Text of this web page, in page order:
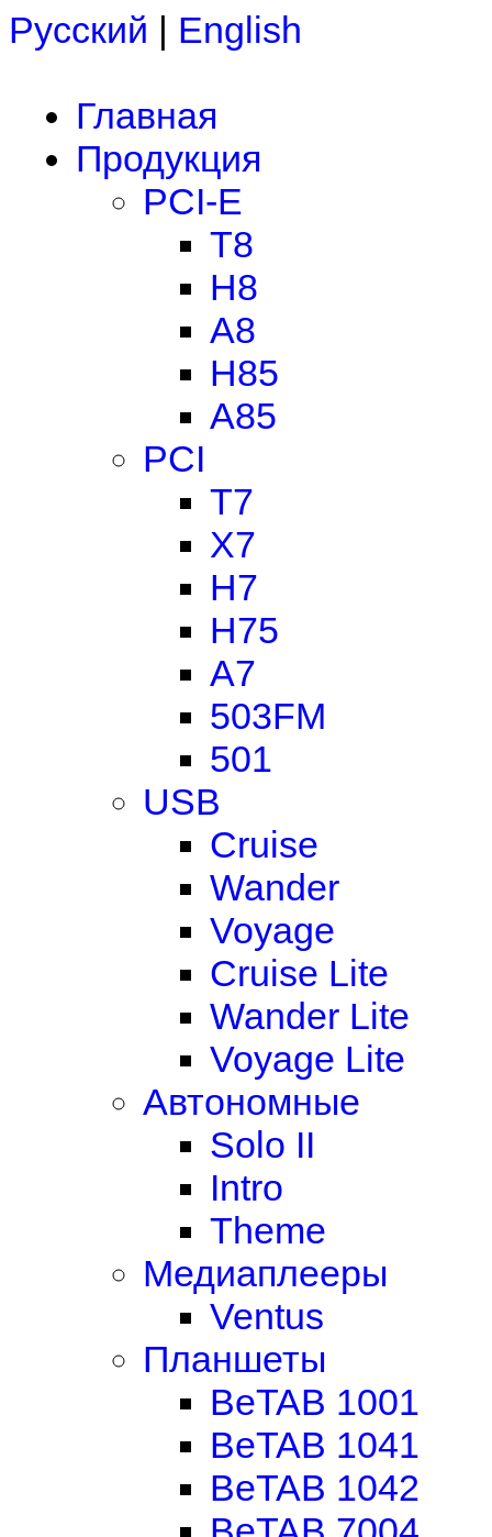
Русский | English
Главная
Продукция
PCI-E
T8
H8
A8
H85
A85
PCI
T7
X7
H7
H75
A7
503FM
501
USB
Cruise
Wander
Voyage
Cruise Lite
Wander Lite
Voyage Lite
Автономные
Solo II
Intro
Theme
Медиаплееры
Ventus
Планшеты
BeTAB 1001
BeTAB 1041
BeTAB 1042